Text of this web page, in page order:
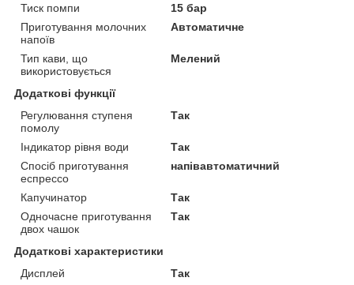
Тиск помпи
15 бар
Приготування молочних
напоїв
Автоматичне
Тип кави, що
використовується
Мелений
Додаткові функції
Регулювання ступеня
помолу
Так
Індикатор рівня води
Так
Спосіб приготування
еспрессо
напівавтоматичний
Капучинатор
Так
Одночасне приготування
двох чашок
Так
Додаткові характеристики
Дисплей
Так